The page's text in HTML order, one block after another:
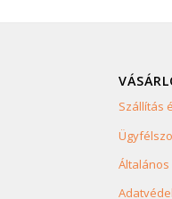
Szállítás